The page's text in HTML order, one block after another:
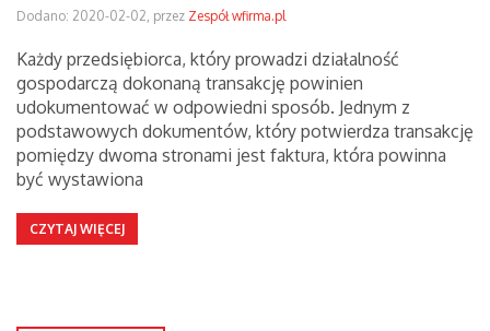
Dodano: 2020-02-02, przez Zespół wfirma.pl
Każdy przedsiębiorca, który prowadzi działalność
gospodarczą dokonaną transakcję powinien
udokumentować w odpowiedni sposób. Jednym z
podstawowych dokumentów, który potwierdza transakcję
pomiędzy dwoma stronami jest faktura, która powinna
być wystawiona
CZYTAJ WIĘCEJ